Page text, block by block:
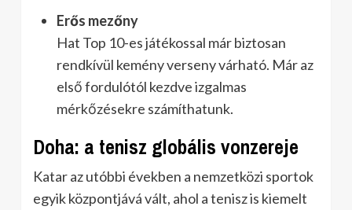
Erős mezőny
Hat Top 10-es játékossal már biztosan
rendkívül kemény verseny várható. Már az
első fordulótól kezdve izgalmas
mérkőzésekre számíthatunk.
Doha: a tenisz globális vonzereje
Katar az utóbbi években a nemzetközi sportok
egyik központjává vált, ahol a tenisz is kiemelt